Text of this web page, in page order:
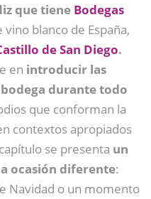
que tiene Bodegas
blanco de España,
de San Diego.
en introducir las
durante todo
que conforman la
contextos apropiados
se presenta un
ocasión diferente:
Navidad o un momento